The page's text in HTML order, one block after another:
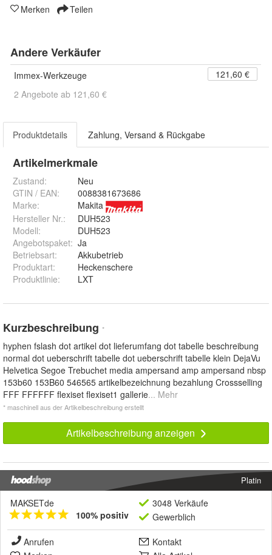
Merken Teilen
Andere Verkäufer
Immex-Werkzeuge
121,60 €
2 Angebote ab 121,60 €
Produktdetails Zahlung, Versand & Rückgabe
Artikelmerkmale
Zustand:
Neu
GTIN / EAN:
0088381673686
Marke:
Makita
Hersteller Nr.:
DUH523
Modell:
DUH523
Angebotspaket: Ja
Betriebsart:
Akkubetrieb
Produktart:
Heckenschere
Produktlinie: LXT
Kurzbeschreibung *
hyphen fslash dot artikel dot lieferumfang dot tabelle beschreibung
normal dot ueberschrift tabelle dot ueberschrift tabelle klein DejaVu
Helvetica Segoe Trebuchet media ampersand amp ampersand nbsp
153b60 153B60 546565 artikelbezeichnung bezahlung Crossselling
FFF FFFFFF flexiset flexiset1 gallerie... Mehr
* maschinell aus der Artikelbeschreibung erstellt
Artikelbeschreibung anzeigen
Platin
MAKSETde
100% positiv
3048 Verkäufe
Gewerblich
Anrufen
Kontakt